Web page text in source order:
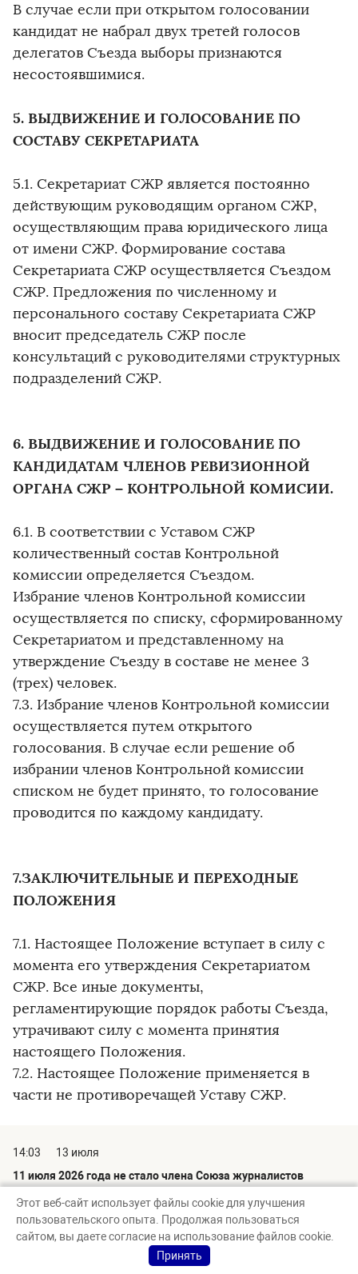
В случае если при открытом голосовании
кандидат не набрал двух третей голосов
делегатов Съезда выборы признаются
несостоявшимися.
5. ВЫДВИЖЕНИЕ И ГОЛОСОВАНИЕ ПО
СОСТАВУ СЕКРЕТАРИАТА
5.1. Секретариат СЖР является постоянно
действующим руководящим органом СЖР,
осуществляющим права юридического лица
от имени СЖР. Формирование состава
Секретариата СЖР осуществляется Съездом
СЖР. Предложения по численному и
персонального составу Секретариата СЖР
вносит председатель СЖР после
консультаций с руководителями структурных
подразделений СЖР.
6. ВЫДВИЖЕНИЕ И ГОЛОСОВАНИЕ ПО
КАНДИДАТАМ ЧЛЕНОВ РЕВИЗИОННОЙ
ОРГАНА СЖР – КОНТРОЛЬНОЙ КОМИСИИ.
6.1. В соответствии с Уставом СЖР
количественный состав Контрольной
комиссии определяется Съездом.
Избрание членов Контрольной комиссии
осуществляется по списку, сформированному
Секретариатом и представленному на
утверждение Съезду в составе не менее 3
(трех) человек.
7.3. Избрание членов Контрольной комиссии
осуществляется путем открытого
голосования. В случае если решение об
избрании членов Контрольной комиссии
списком не будет принято, то голосование
проводится по каждому кандидату.
7.ЗАКЛЮЧИТЕЛЬНЫЕ И ПЕРЕХОДНЫЕ
ПОЛОЖЕНИЯ
7.1. Настоящее Положение вступает в силу с
момента его утверждения Секретариатом
СЖР. Все иные документы,
регламентирующие порядок работы Съезда,
утрачивают силу с момента принятия
настоящего Положения.
7.2. Настоящее Положение применяется в
части не противоречащей Уставу СЖР.
14:03
13 июля
11 июля 2026 года не стало члена Союза журналистов
работника культуры РФ Ларисы Геннадиевны Егоровой
Этот веб-сайт использует файлы cookie для улучшения
пользовательского опыта. Продолжая пользоваться
сайтом, вы даете согласие на использование файлов cookie.
Принять